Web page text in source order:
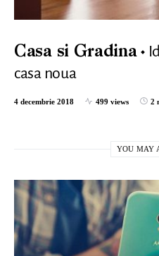
Casa si Gradina
casa noua
4 decembrie 2018 499 views 2
YOU MAY